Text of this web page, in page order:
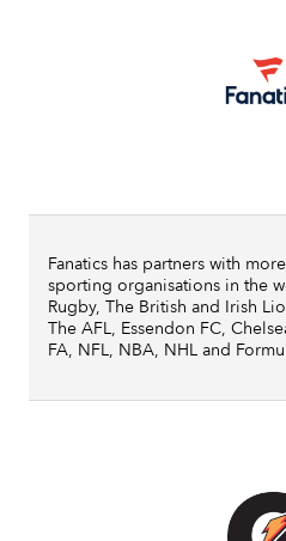
Fanatics has partners with
sporting organisations in the
Rugby, The British and Irish
The AFL, Essendon FC,
FA, NFL, NBA, NHL and